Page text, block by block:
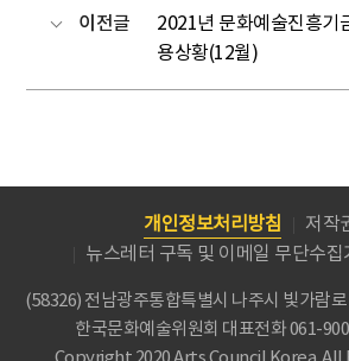
이전글
2021년 문화예술진흥기
용상황(12월)
개인정보처리방침
저작
뉴스레터 구독 및 이메일 무단수집
(58326) 전남광주통합특별시 나주시 빛가람
한국문화예술위원회 대표전화 061-